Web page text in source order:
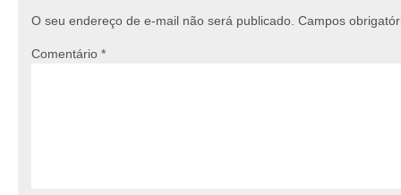
O seu endereço de e-mail não será publicado. Campos
Comentário *